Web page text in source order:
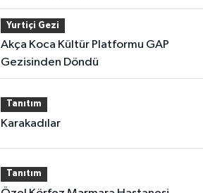
Yurtiçi Gezi
Akça Koca Kültür Platformu GAP
Gezisinden Döndü
Tanıtım
Karakadılar
Tanıtım